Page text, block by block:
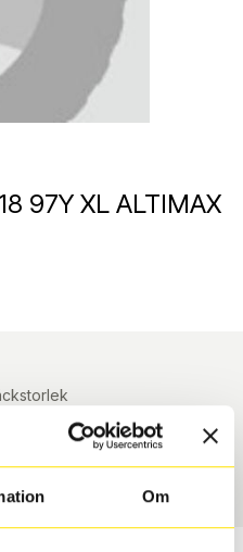
Om
97Y XL ALTIMAX
40 R 18 ArrayArray